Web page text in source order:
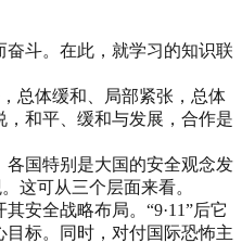
斗。在此，就学习的知识联
总体缓和、局部紧张，总体
和平、缓和与发展，合作是
国特别是大国的安全观念发
这可从三个层面来看。
安全战略布局。“9·11”后它
标。同时，对付国际恐怖主